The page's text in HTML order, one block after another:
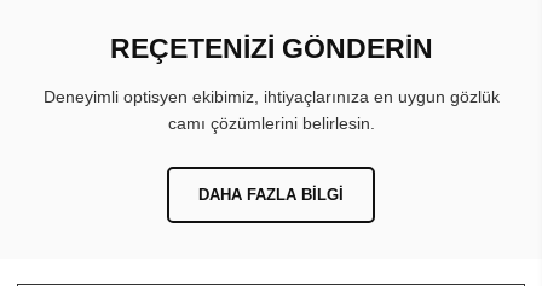
REÇETENİZİ GÖNDERİN
Deneyimli optisyen ekibimiz, ihtiyaçlarınıza en uygun gözlük
camı çözümlerini belirlesin.
DAHA FAZLA BILGI